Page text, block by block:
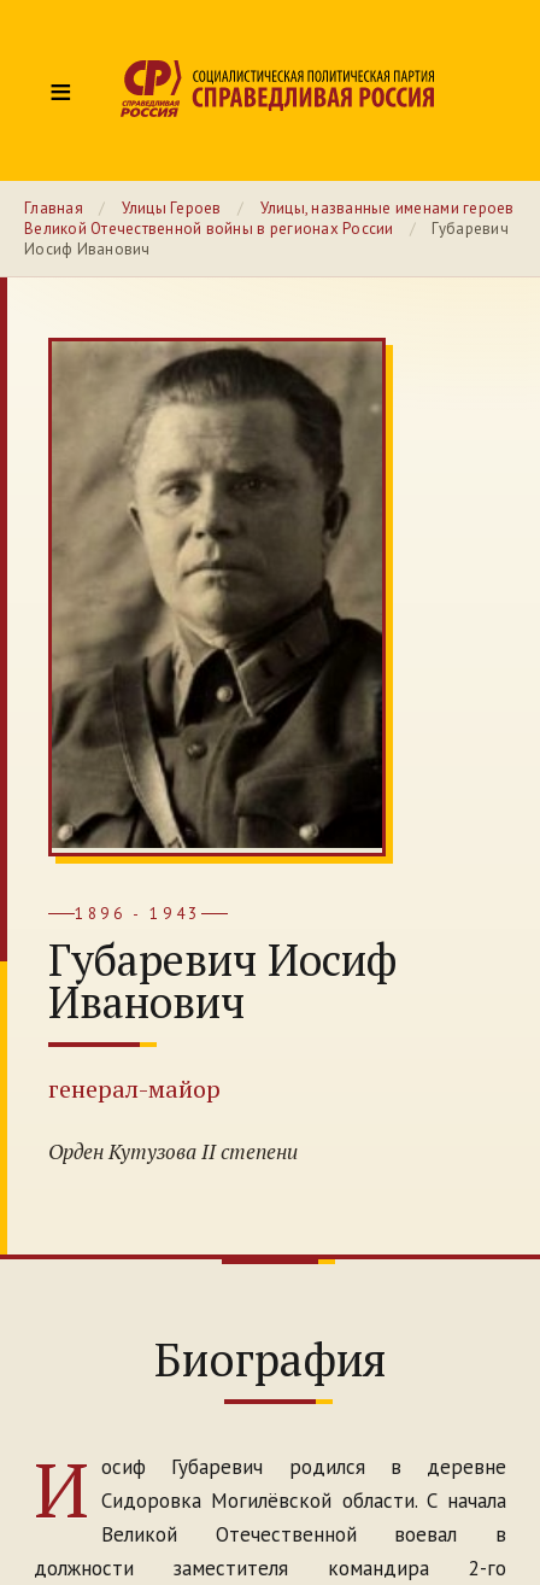
≡
Главная / Улицы Героев /
Улицы, названные именами героев
Великой Отечественной войны в регионах России
/
Губаревич
Иосиф Иванович
1896 - 1943
Губаревич Иосиф
Иванович
генерал-майор
Орден Кутузова II степени
Биография
И осиф Губаревич родился в деревне
Сидоровка Могилёвской области. С начала
Великой Отечественной воевал в
должности заместителя командира 2-го